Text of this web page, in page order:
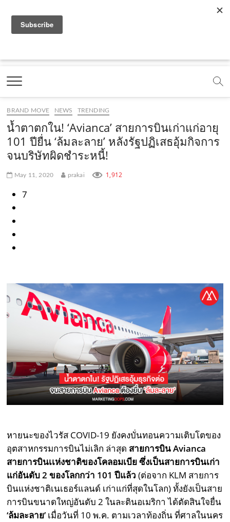
a
e
b
o
o
k
.
c
o
o
t
b
e
.
c
o
.
o
e
m
e
t
g
r
a
m
.
t
k
.
c
o
m
Marketing Oops!
DIGITAL | CREATIVE | ADVERTISING | CAMPAIGN |
BRAND MOVE NEWS TRENDING
น้ำตาตกใน! ‘Avianca’ สายการบินเก่าแก่อายุ
101 ปียื่น ‘ล้มละลาย’ หลังรัฐปฏิเสธอุ้มกิจการ
จนบริษัทผิดชำระหนี้!
May 11, 2020 prakai 1,912
7
หายนะของไวรัส COVID-19 ยังคงบั่นทอนความเติบโตของ
อุตสาหกรรมการบินไม่เลิก ล่าสุด สายการบิน Avianca
สายการบินเเห่งชาติของโคลอมเบีย ซึ่งเป็นสายการบินเก่า
แก่อันดับ 2 ของโลกกว่า 101 ปีแล้ว (ต่อจาก KLM สายการ
บินแห่งชาติเนเธอร์แลนด์ เก่าแก่ที่สุดในโลก) ทั้งยังเป็นสาย
การบินขนาดใหญ่อันดับ 2 ในละตินอเมริกา ได้ตัดสินใจยื่น
‘ล้มละลาย’ เมื่อวันที่ 10 พ.ค. ตามเวลาท้องถิ่น ที่ศาลในนคร